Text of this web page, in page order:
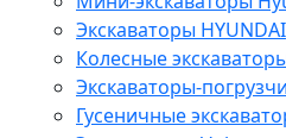
Экскаваторы HYUNDAI
Колесные
Экскаваторы-
Гусеничные